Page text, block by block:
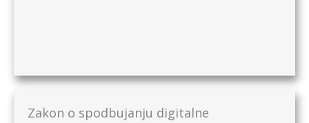
Zakon o spodbujanju digitalne